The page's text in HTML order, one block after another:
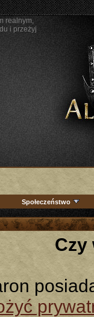
realnym,
i przeżyj
Społeczeństwo
Czy